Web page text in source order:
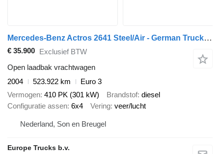
Mercedes-Benz Actros 2641 Steel/Air - German Truck - EPS 3 Ped - HMF 2223 K6
€ 35.900 Exclusief BTW
Open laadbak vrachtwagen
2004
523.922 km
Euro 3
Vermogen 410 PK (301 kW) Brandstof diesel
Configuratie assen 6x4 Vering veer/lucht
Nederland, Son en Breugel
Europe Trucks b.v.